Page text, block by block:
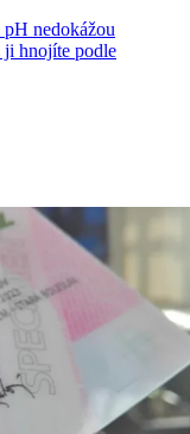
nedokážou
ji hnojíte podle